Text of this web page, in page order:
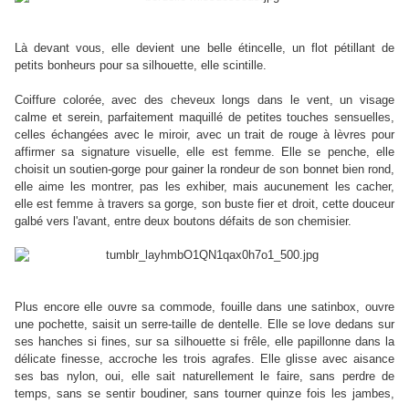
Là devant vous, elle devient une belle étincelle, un flot pétillant de
petits bonheurs pour sa silhouette, elle scintille.
Coiffure colorée, avec des cheveux longs dans le vent, un visage
calme et serein, parfaitement maquillé de petites touches sensuelles,
celles échangées avec le miroir, avec un trait de rouge à lèvres pour
affirmer sa signature visuelle, elle est femme. Elle se penche, elle
choisit un soutien-gorge pour gainer la rondeur de son bonnet bien rond,
elle aime les montrer, pas les exhiber, mais aucunement les cacher,
elle est femme à travers sa gorge, son buste fier et droit, cette douceur
galbé vers l'avant, entre deux boutons défaits de son chemisier.
Plus encore elle ouvre sa commode, fouille dans une satinbox, ouvre
une pochette, saisit un serre-taille de dentelle. Elle se love dedans sur
ses hanches si fines, sur sa silhouette si frêle, elle papillonne dans la
délicate finesse, accroche les trois agrafes. Elle glisse avec aisance
ses bas nylon, oui, elle sait naturellement le faire, sans perdre de
temps, sans se sentir boudiner, sans tourner quinze fois les jambes,